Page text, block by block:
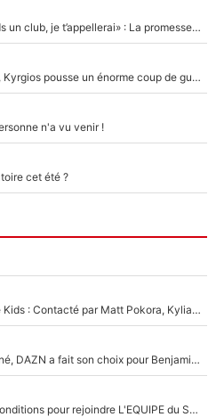
Mercato - OM - «Dès que je prends un club, je t’appellerai» : La promesse de Marcelino au moment de claquer la porte
Victime de racisme contre Murray, Kyrgios pousse un énorme coup de gueule !
n'a vu venir !
cet été ?
De l'équipe de France à The Voice Kids : Contacté par Matt Pokora, Kylian Mbappé a accepté de jouer un rôle inédit sur TF1 !
La Liga sur beIN Sports c’est terminé, DAZN a fait son choix pour Benjamin Da Silva et Omar Da Fonseca !
Raymond Domenech a posé ses conditions pour rejoindre L'EQUIPE du Soir : Il refuse de faire l'émission avec un autre chroniqueur !